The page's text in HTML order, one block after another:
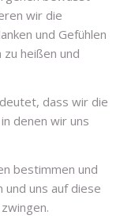
wir die
und Gefühlen
zu heißen und
dass wir die
denen wir uns
bestimmen und
und uns auf diese